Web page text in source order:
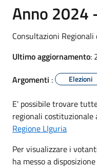
Anno 2024
Consultazioni
Ultimo aggiornamento:
Argomenti : Elezioni
E' possibile trovare
regionali costituzionale
Regione LIguria
Per visualizzare i
ha messo a